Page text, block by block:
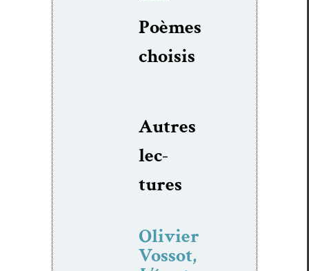
Poèmes
choi­sis
Autres
lec­
tures
Olivier
Vossot,